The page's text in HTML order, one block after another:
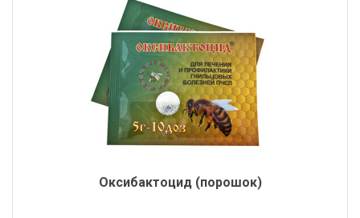
Оксибактоцид (порошок)